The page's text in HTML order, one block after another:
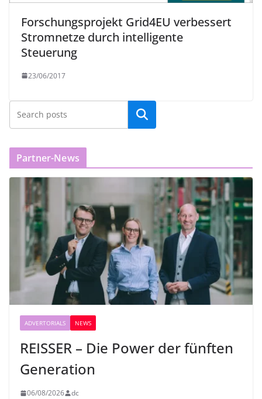
Forschungsprojekt Grid4EU verbessert
Stromnetze durch intelligente
Steuerung
23/06/2017
Partner-News
ADVERTORIALS NEWS
REISSER – Die Power der fünften
Generation
06/08/2026 dc